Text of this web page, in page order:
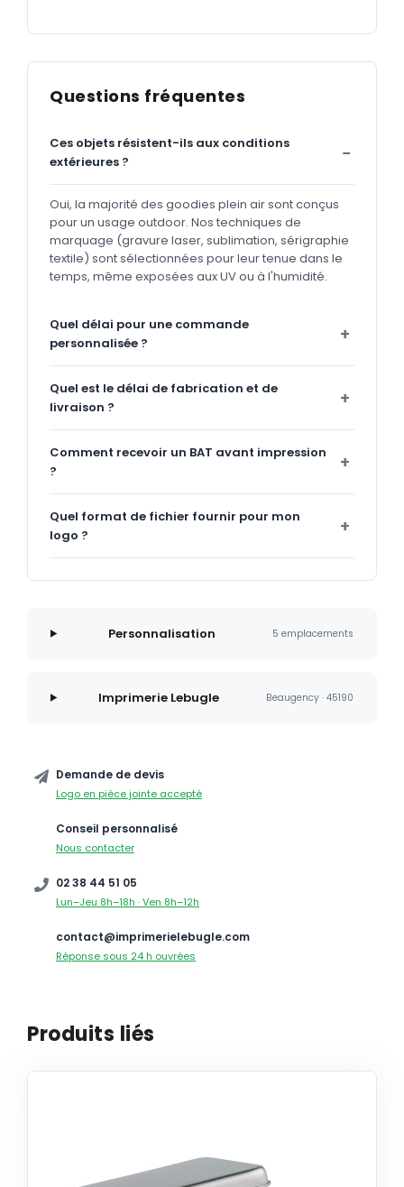
Questions fréquentes
Ces objets résistent-ils aux conditions
extérieures ?
Oui, la majorité des goodies plein air sont conçus
pour un usage outdoor. Nos techniques de
marquage (gravure laser, sublimation, sérigraphie
textile) sont sélectionnées pour leur tenue dans le
temps, même exposées aux UV ou à l'humidité.
Quel délai pour une commande
personnalisée ?
Quel est le délai de fabrication et de
livraison ?
Comment recevoir un BAT avant impression
?
Quel format de fichier fournir pour mon
logo ?
Personnalisation 5 emplacements
Imprimerie Lebugle Beaugency · 45190
Demande de devis
Logo en pièce jointe accepté
Conseil personnalisé
Nous contacter
02 38 44 51 05
Lun–Jeu 8h–18h · Ven 8h–12h
contact@imprimerielebugle.com
Réponse sous 24 h ouvrées
Produits liés